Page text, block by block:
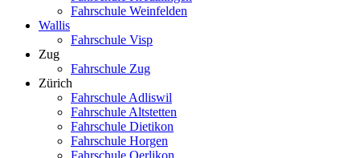
Fahrschule Weinfelden
Wallis
Fahrschule Visp
Zug
Fahrschule Zug
Zürich
Fahrschule Adliswil
Fahrschule Altstetten
Fahrschule Dietikon
Fahrschule Horgen
Fahrschule Oerlikon